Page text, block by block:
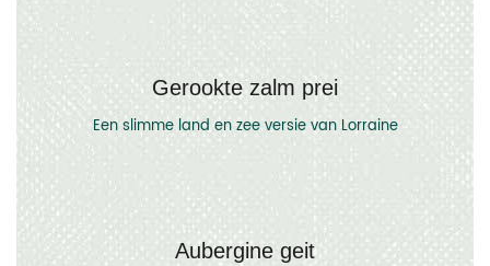
Gerookte zalm prei
Een slimme land en zee versie van Lorraine
Aubergine geit